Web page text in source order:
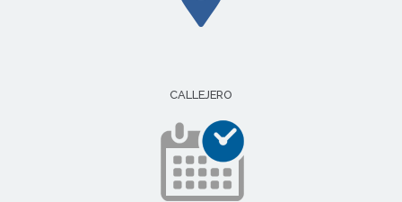
CALLEJERO